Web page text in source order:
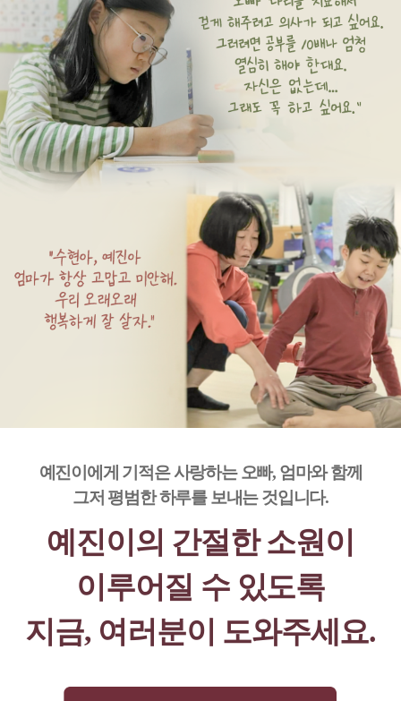
예진이에게 기적은 사랑하는 오빠, 엄마와 함께
그저 평범한 하루를 보내는 것입니다.
예진이의 간절한 소원이
이루어질 수 있도록
지금, 여러분이 도와주세요.